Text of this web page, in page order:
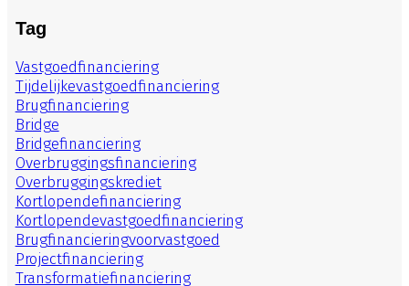
Tag
Vastgoedfinanciering
Tijdelijkevastgoedfinanciering
Brugfinanciering
Bridge
Bridgefinanciering
Overbruggingsfinanciering
Overbruggingskrediet
Kortlopendefinanciering
Kortlopendevastgoedfinanciering
Brugfinancieringvoorvastgoed
Projectfinanciering
Transformatiefinanciering